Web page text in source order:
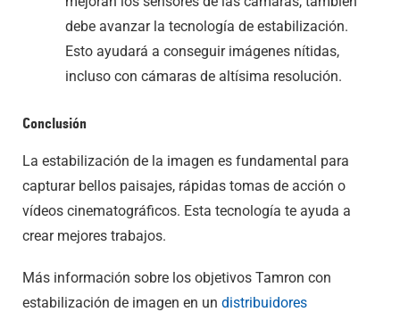
debe avanzar la tecnología de estabilización.
Esto ayudará a conseguir imágenes nítidas,
incluso con cámaras de altísima resolución.
Conclusión
La estabilización de la imagen es fundamental para
capturar bellos paisajes, rápidas tomas de acción o
vídeos cinematográficos. Esta tecnología te ayuda a
crear mejores trabajos.
Más información sobre los objetivos Tamron con
estabilización de imagen en un distribuidores